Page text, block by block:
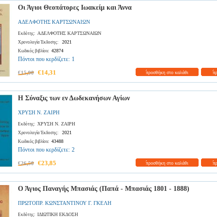
Οι Άγιοι Θεοπάτορες Ιωακείμ και Άννα
ΑΔΕΛΦΟΤΗΣ ΚΑΡΤΣΩΝΑΙΩΝ
Εκδότης: ΑΔΕΛΦΟΤΗΣ ΚΑΡΤΣΩΝΑΙΩΝ
Χρονολογία Έκδοσης: 2021
Κωδικός βιβλίου: 42874
Πόντοι που κερδίζετε: 1
€15,90 €14,31 προσθήκη στο καλάθι
Η Σύναξις των εν Δωδεκανήσων Αγίων
ΧΡΥΣΗ Ν. ΖΑΙΡΗ
Εκδότης: ΧΡΥΣΗ Ν. ΖΑΙΡΗ
Χρονολογία Έκδοσης: 2021
Κωδικός βιβλίου: 43488
Πόντοι που κερδίζετε: 2
€26,50 €23,85 προσθήκη στο καλάθι
Ο Άγιος Παναγής Μπασιάς (Παπά - Μπασιάς 1801 - 1888)
ΠΡΩΤΟΠΡ. ΚΩΝΣΤΑΝΤΙΝΟΥ Γ. ΓΚΕΛΗ
Εκδότης: ΙΔΙΩΤΙΚΗ ΕΚΔΟΣΗ